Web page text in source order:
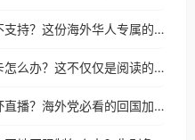
国外听书旗小说显示地区不支持？这份海外华人专属的国内内容解锁指南请收好
在国外用连尚免费读书很卡怎么办？这不仅仅是阅读的烦恼
韩国怎么用爱奇艺看欧洲杯直播？海外党必看的回国加速全攻略